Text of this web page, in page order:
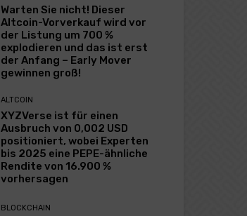
Warten Sie nicht! Dieser
Altcoin-Vorverkauf wird vor
der Listung um 700 %
explodieren und das ist erst
der Anfang – Early Mover
gewinnen groß!
ALTCOIN
XYZVerse ist für einen
Ausbruch von 0,002 USD
positioniert, wobei Experten
bis 2025 eine PEPE-ähnliche
Rendite von 16.900 %
vorhersagen
BLOCKCHAIN